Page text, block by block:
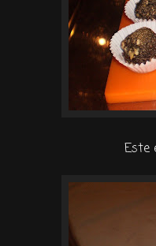
Este